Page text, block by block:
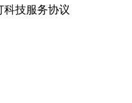
技服务协议